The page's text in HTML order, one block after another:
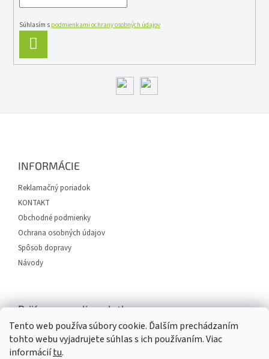
Tento web používa súbory cookie. Ďalším prechádzaním
tohto webu vyjadrujete súhlas s ich používaním. Viac
informáciítu.
y
u
Súhlasím s podmienkami ochrany osobných údajov
SA
INFORMÁCIE
Reklamačný poriadok
KONTAKT
Obchodné podmienky
Ochrana osobných údajov
Spôsob dopravy
Návody
Prijímame online platby